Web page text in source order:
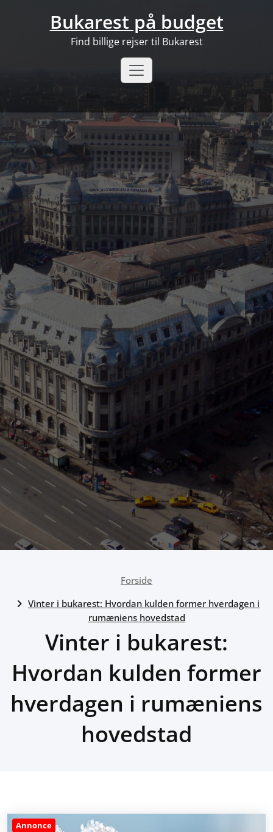
Bukarest på budget
Find billige rejser til Bukarest
Forside
Vinter i bukarest: Hvordan kulden former hverdagen i
rumæniens hovedstad
Vinter i bukarest:
Hvordan kulden former
hverdagen i rumæniens
hovedstad
Annonce